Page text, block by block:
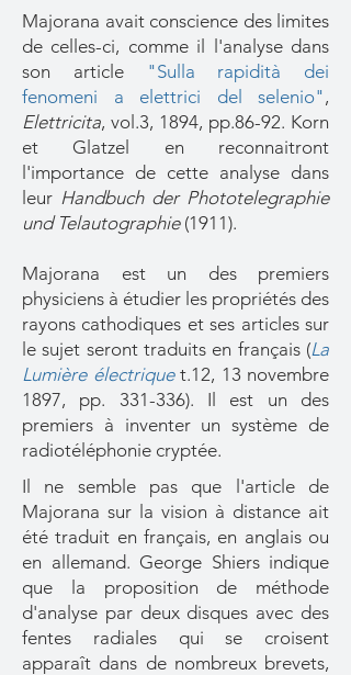
Majorana avait conscience des limites
de celles-ci, comme il l'analyse dans
son article
"Sulla rapidità dei
fenomeni a elettrici del selenio" ,
Elettricita, vol.3, 1894, pp.86-92. Korn
et Glatzel en reconnaitront
l'importance de cette analyse dans
leur Handbuch der Phototelegraphie
und Telautographie (1911).
Majorana est un des premiers
physiciens à étudier les propriétés des
rayons cathodiques et ses articles sur
le sujet seront traduits en français (La
Lumière électrique t.12, 13 novembre
1897, pp. 331-336). Il est un des
premiers à inventer un système de
radiotéléphonie cryptée.
Il ne semble pas que l'article de
Majorana sur la vision à distance ait
été traduit en français, en anglais ou
en allemand. George Shiers indique
que la proposition de méthode
d'analyse par deux disques avec des
fentes radiales qui se croisent
apparaît dans de nombreux brevets,